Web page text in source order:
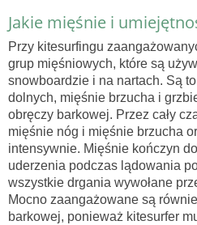
Jakie mięśnie i
Przy kitesurfingu
grup mięśniowych, które są
snowboardzie i na nartach. Są
dolnych, mięśnie brzucha i
obręczy barkowej. Przez cały
mięśnie nóg i mięśnie brzucha
intensywnie. Mięśnie kończyn
uderzenia podczas lądowania
wszystkie drgania wywołane
Mocno zaangażowane są
barkowej, ponieważ kitesurfer